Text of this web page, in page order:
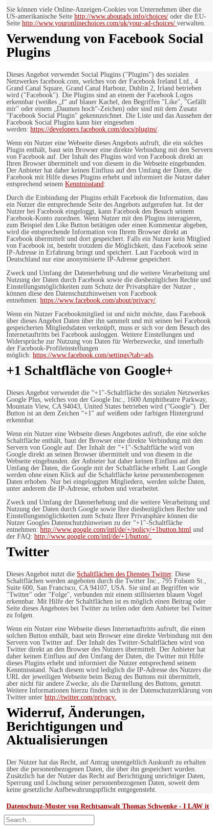
Sie können viele Online-Anzeigen-Cookies von Unternehmen über die
US-amerikanische Seite http://www.aboutads.info/choices/ oder die EU-
Seite http://www.youronlinechoices.com/uk/your-ad-choices/ verwalten.
Verwendung von Facebook Social
Plugins
Dieses Angebot verwendet Social Plugins ("Plugins") des sozialen
Netzwerkes facebook.com, welches von der Facebook Ireland Ltd., 4
Grand Canal Square, Grand Canal Harbour, Dublin 2, Irland betrieben
wird ("Facebook"). Die Plugins sind an einem der Facebook Logos
erkennbar (weißes „f“ auf blauer Kachel, den Begriffen "Like", "Gefällt
mir" oder einem „Daumen hoch“-Zeichen) oder sind mit dem Zusatz
"Facebook Social Plugin" gekennzeichnet. Die Liste und das Aussehen der
Facebook Social Plugins kann hier eingesehen
werden: https://developers.facebook.com/docs/plugins/
Wenn ein Nutzer eine Webseite dieses Angebots aufruft, die ein solches
Plugin enthält, baut sein Browser eine direkte Verbindung mit den Servern
von Facebook auf. Der Inhalt des Plugins wird von Facebook direkt an
Ihren Browser übermittelt und von diesem in die Webseite eingebunden.
Der Anbieter hat daher keinen Einfluss auf den Umfang der Daten, die
Facebook mit Hilfe dieses Plugins erhebt und informiert die Nutzer daher
entsprechend seinem Kenntnisstand :
Durch die Einbindung der Plugins erhält Facebook die Information, dass
ein Nutzer die entsprechende Seite des Angebots aufgerufen hat. Ist der
Nutzer bei Facebook eingeloggt, kann Facebook den Besuch seinem
Facebook-Konto zuordnen. Wenn Nutzer mit den Plugins interagieren,
zum Beispiel den Like Button betätigen oder einen Kommentar abgeben,
wird die entsprechende Information von Ihrem Browser direkt an
Facebook übermittelt und dort gespeichert. Falls ein Nutzer kein Mitglied
von Facebook ist, besteht trotzdem die Möglichkeit, dass Facebook seine
IP-Adresse in Erfahrung bringt und speichert. Laut Facebook wird in
Deutschland nur eine anonymisierte IP-Adresse gespeichert.
Zweck und Umfang der Datenerhebung und die weitere Verarbeitung und
Nutzung der Daten durch Facebook sowie die diesbezüglichen Rechte und
Einstellungsmöglichkeiten zum Schutz der Privatsphäre der Nutzer ,
können diese den Datenschutzhinweisen von Facebook
entnehmen: https://www.facebook.com/about/privacy/
Wenn ein Nutzer Facebookmitglied ist und nicht möchte, dass Facebook
über dieses Angebot Daten über ihn sammelt und mit seinen bei Facebook
gespeicherten Mitgliedsdaten verknüpft, muss er sich vor dem Besuch des
Internetauftritts bei Facebook ausloggen. Weitere Einstellungen und
Widersprüche zur Nutzung von Daten für Werbezwecke, sind innerhalb
der Facebook-Profileinstellungen
möglich: https://www.facebook.com/settings?tab=ads
+1 Schaltfläche von Google+
Dieses Angebot verwendet die “+1″-Schaltfläche des sozialen Netzwerkes
Google Plus, welches von der Google Inc., 1600 Amphitheatre Parkway,
Mountain View, CA 94043, United States betrieben wird (“Google”). Der
Button ist an dem Zeichen “+1″ auf weißem oder farbigen Hintergrund
erkennbar.
Wenn ein Nutzer eine Webseite dieses Angebotes aufruft, die eine solche
Schaltfläche enthält, baut der Browser eine direkte Verbindung mit den
Servern von Google auf. Der Inhalt der “+1″-Schaltfläche wird von
Google direkt an seinen Browser übermittelt und von diesem in die
Webseite eingebunden. der Anbieter hat daher keinen Einfluss auf den
Umfang der Daten, die Google mit der Schaltfläche erhebt. Laut Google
werden ohne einen Klick auf die Schaltfläche keine personenbezogenen
Daten erhoben. Nur bei eingeloggten Mitgliedern, werden solche Daten,
unter anderem die IP-Adresse, erhoben und verarbeitet.
Zweck und Umfang der Datenerhebung und die weitere Verarbeitung und
Nutzung der Daten durch Google sowie Ihre diesbezüglichen Rechte und
Einstellungsmöglichkeiten zum Schutz Ihrer Privatsphäre können die
Nutzer Googles Datenschutzhinweisen zu der “+1″-Schaltfläche
entnehmen: http://www.google.com/intl/de/+/policy/+1button.html und
der FAQ: http://www.google.com/intl/de/+1/button/.
Twitter
Dieses Angebot nutzt die Schaltflächen des Dienstes Twitter. Diese
Schaltflächen werden angeboten durch die Twitter Inc., 795 Folsom St.,
Suite 600, San Francisco, CA 94107, USA. Sie sind an Begriffen wie
"Twitter" oder "Folge", verbunden mit einem stillisierten blauen Vogel
erkennbar. Mit Hilfe der Schaltflächen ist es möglich einen Beitrag oder
Seite dieses Angebotes bei Twitter zu teilen oder dem Anbieter bei Twitter
zu folgen.
Wenn ein Nutzer eine Webseite dieses Internetauftritts aufruft, die einen
solchen Button enthält, baut sein Browser eine direkte Verbindung mit den
Servern von Twitter auf. Der Inhalt des Twitter-Schaltflächen wird von
Twitter direkt an den Browser des Nutzers übermittelt. Der Anbieter hat
daher keinen Einfluss auf den Umfang der Daten, die Twitter mit Hilfe
dieses Plugins erhebt und informiert die Nutzer entsprechend seinem
Kenntnisstand. Nach diesem wird lediglich die IP-Adresse des Nutzers die
URL der jeweiligen Webseite beim Bezug des Buttons mit übermittelt,
aber nicht für andere Zwecke, als die Darstellung des Buttons, genutzt.
Weitere Informationen hierzu finden sich in der Datenschutzerklärung von
Twitter unter http://twitter.com/privacy.
Widerruf, Änderungen,
Berichtigungen und
Aktualisierungen
Der Nutzer hat das Recht, auf Antrag unentgeltlich Auskunft zu erhalten
über die personenbezogenen Daten, die über ihn gespeichert wurden.
Zusätzlich hat der Nutzer das Recht auf Berichtigung unrichtiger Daten,
Sperrung und Löschung seiner personenbezogenen Daten, soweit dem
keine gesetzliche Aufbewahrungspflicht entgegensteht.
Datenschutz-Muster von Rechtsanwalt Thomas Schwenke - I LAW it